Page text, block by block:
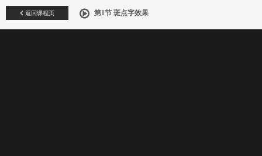
返回课程页 第1节 斑点字效果